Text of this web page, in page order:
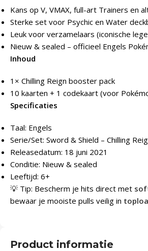
Kans op V, VMAX, full-art Trainers en
Sterke set voor Psychic en Water
Leuk voor verzamelaars (iconische
Nieuw & sealed – officieel Engels
Inhoud
1× Chilling Reign booster pack
10 kaarten + 1 codekaart (voor
Specificaties
Taal: Engels
Serie/Set: Sword & Shield – Chilling
Releasedatum: 18 juni 2021
Conditie: Nieuw & sealed
Leeftijd: 6+
💡 Tip: Bescherm je hits direct met
bewaar je mooiste pulls veilig in
Product informatie